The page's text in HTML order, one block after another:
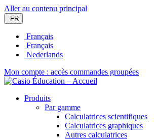
Aller au contenu principal
FR
Français
Français
Nederlands
Mon compte : accès commandes groupées
Produits
Par gamme
Calculatrices scientifiques
Calculatrices graphiques
Autres calculatrices